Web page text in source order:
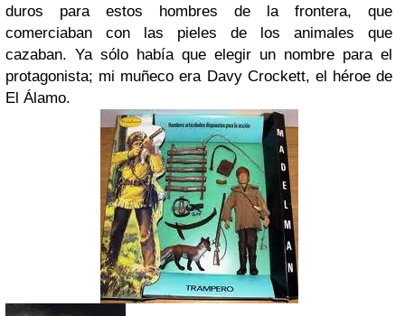
duros para estos hombres de la frontera, que
comerciaban con las pieles de los animales que
cazaban. Ya sólo había que elegir un nombre para el
protagonista; mi muñeco era Davy Crockett, el héroe de
El Álamo.